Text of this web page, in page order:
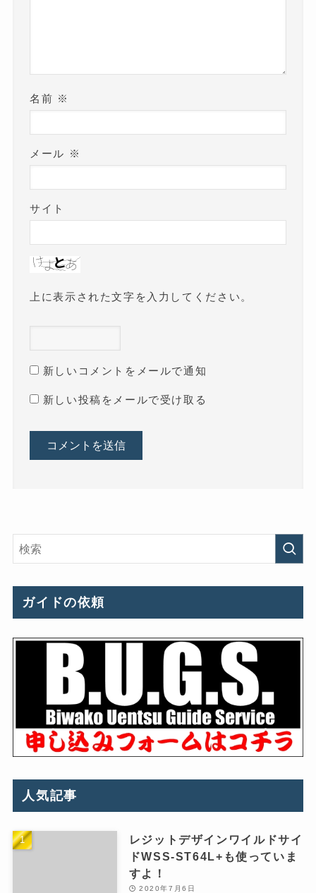
名前 ※
メール ※
サイト
上に表示された文字を入力してください。
新しいコメントをメールで通知
新しい投稿をメールで受け取る
ガイドの依頼
人気記事
レジットデザインワイルドサイ
ドWSS-ST64L+も使っていま
すよ！
2020年7月6日